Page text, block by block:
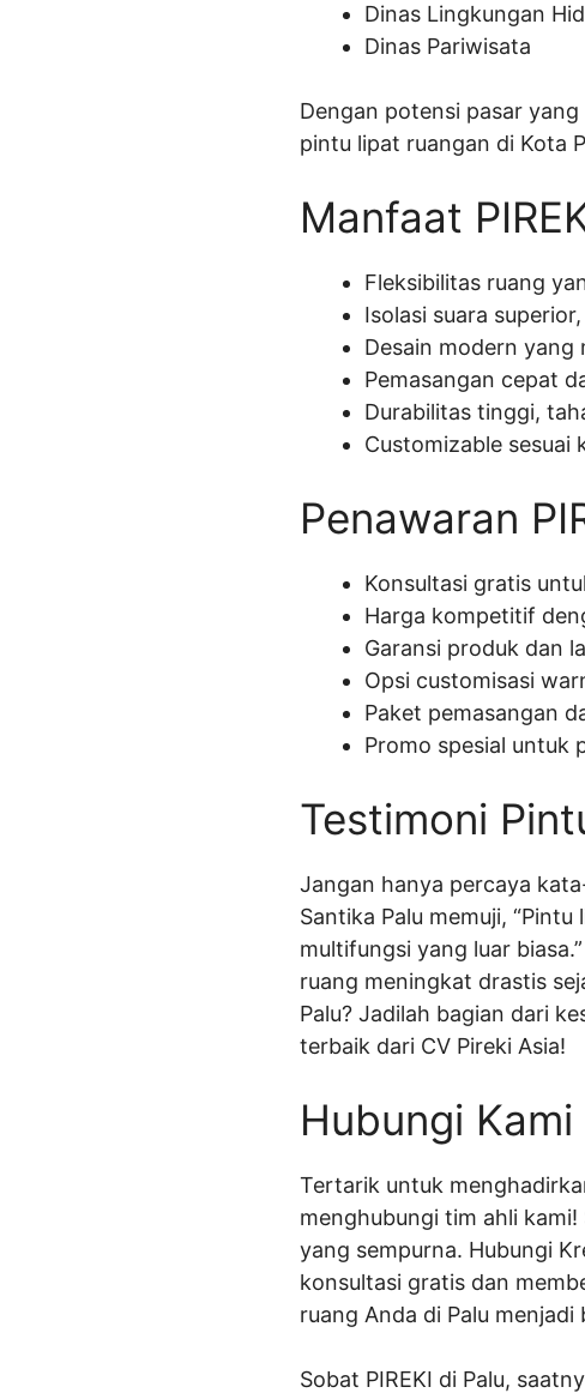
Dinas Lingkungan
Dinas Pariwisata
Dengan potensi pasar
pintu lipat ruangan di Kota
Manfaat
Fleksibilitas ruang
Isolasi suara
Desain modern
Pemasangan cepat
Durabilitas tinggi,
Customizable sesuai
Penawaran
Konsultasi gratis
Harga kompetitif
Garansi produk dan
Opsi customisasi
Paket pemasangan
Promo spesial untuk
Testimoni
Jangan hanya percaya
Santika Palu memuji,
multifungsi yang luar
ruang meningkat drastis
Palu? Jadilah bagian dari
terbaik dari CV Pireki Asia!
Hubungi Kami
Tertarik untuk
menghubungi tim ahli
yang sempurna. Hubungi
konsultasi gratis dan
ruang Anda di Palu menjadi
Sobat PIREKI di Palu,